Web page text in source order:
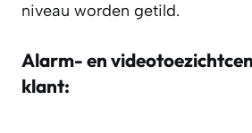
niveau worden getild.
Alarm- en
klant: